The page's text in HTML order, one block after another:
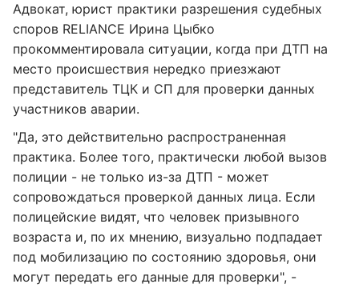
Адвокат, юрист практики разрешения судебных
споров RELIANCE Ирина Цыбко
прокомментировала ситуации, когда при ДТП на
место происшествия нередко приезжают
представитель ТЦК и СП для проверки данных
участников аварии.
"Да, это действительно распространенная
практика. Более того, практически любой вызов
полиции - не только из-за ДТП - может
сопровождаться проверкой данных лица. Если
полицейские видят, что человек призывного
возраста и, по их мнению, визуально подпадает
под мобилизацию по состоянию здоровья, они
могут передать его данные для проверки", -